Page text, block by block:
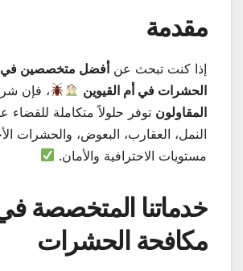
مقدمة
إذا كنت تبحث عنأفضل متخصصين في
الحشرات في أم القيوين
، فإن
المقاولون توفر حلولاً متكاملة للقضاء
النمل، العقارب، البعوض، والحشرات
مستويات الاحترافية والأمان.
خدماتنا المتخصصة
مكافحة الحشرات